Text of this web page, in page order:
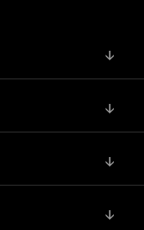
↓
↓
↓
↓